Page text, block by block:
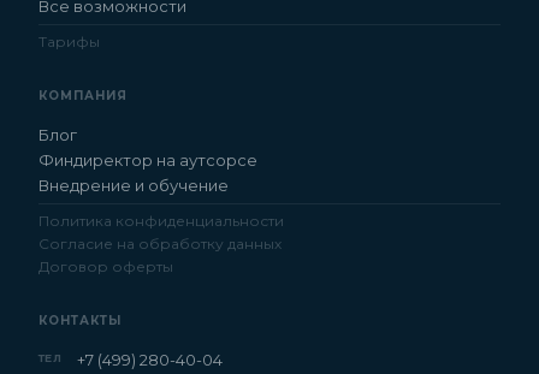
Все возможности
Тарифы
КОМПАНИЯ
Блог
Финдиректор на аутсорсе
Внедрение и обучение
Политика конфиденциальности
Согласие на обработку данных
Договор оферты
КОНТАКТЫ
ТЕЛ +7 (499) 280-40-04